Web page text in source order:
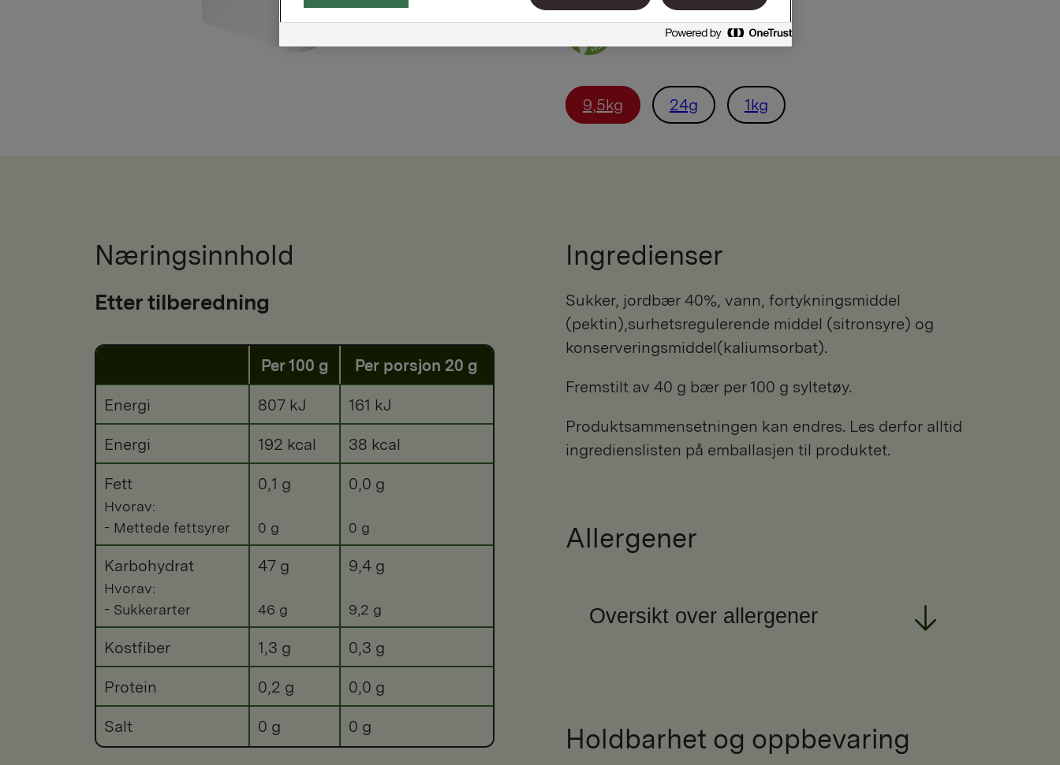
9,5kg 24g 1kg
Næringsinnhold
Etter tilberedning
Per 100 g Per porsjon 20 g
Energi 807 kJ 161 kJ
Energi 192 kcal 38 kcal
Fett
Hvorav:
- Mettede fettsyrer
0,1 g
0 g
0,0 g
0 g
Karbohydrat
Hvorav:
- Sukkerarter
47 g
46 g
9,4 g
9,2 g
Kostfiber 1,3 g 0,3 g
Protein 0,2 g 0,0 g
Salt 0 g 0 g
Ingredienser
sukker, jordbær 40%, vann, fortykningsmiddel
(pektin),surhetsregulerende middel (sitronsyre) og
konserveringsmiddel(kaliumsorbat).
Fremstilt av 40 g bær per 100 g syltetøy.
Produktsammensetningen kan endres. Les derfor alltid
ingredienslisten på emballasjen til produktet.
Allergener
Oversikt over allergener
Holdbarhet og oppbevaring